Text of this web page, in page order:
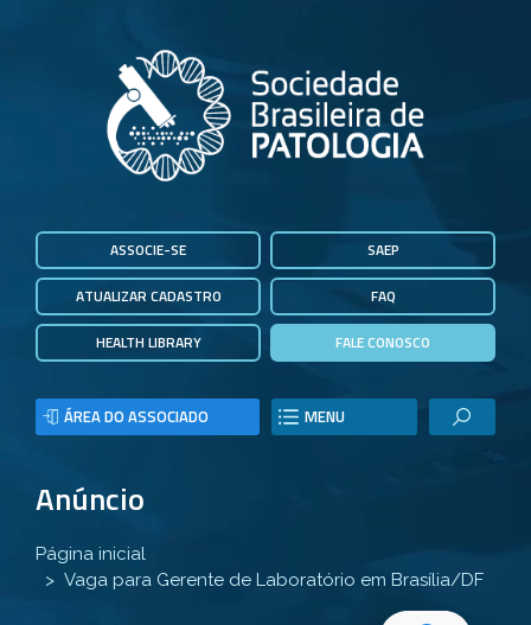
ASSOCIE-SE
ATUALIZAR CADASTRO
HEALTH LIBRARY
SAEP
FAQ
FALE CONOSCO
ÁREA DO ASSOCIADO MENU
Anúncio
Página inicial
Vaga para Gerente de Laboratório em Brasília/DF